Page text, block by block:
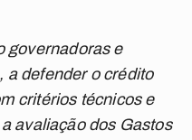
governadoras e
a defender o crédito
critérios técnicos e
avaliação dos Gastos